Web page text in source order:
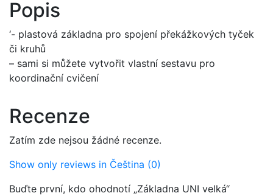
Popis
‘- plastová základna pro spojení překážkových tyček
či kruhů
– sami si můžete vytvořit vlastní sestavu pro
koordinační cvičení
Recenze
Zatím zde nejsou žádné recenze.
Show only reviews in Čeština (0)
Buďte první, kdo ohodnotí „Základna UNI velká“